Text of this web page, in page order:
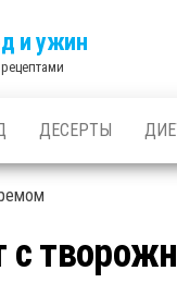
и ужин
ДЕСЕРТЫ
с